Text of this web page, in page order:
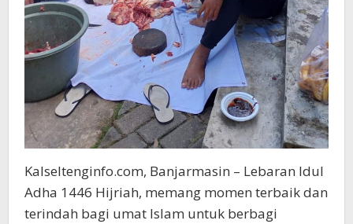
Kalseltenginfo.com, Banjarmasin – Lebaran Idul
Adha 1446 Hijriah, memang momen terbaik dan
terindah bagi umat Islam untuk berbagi